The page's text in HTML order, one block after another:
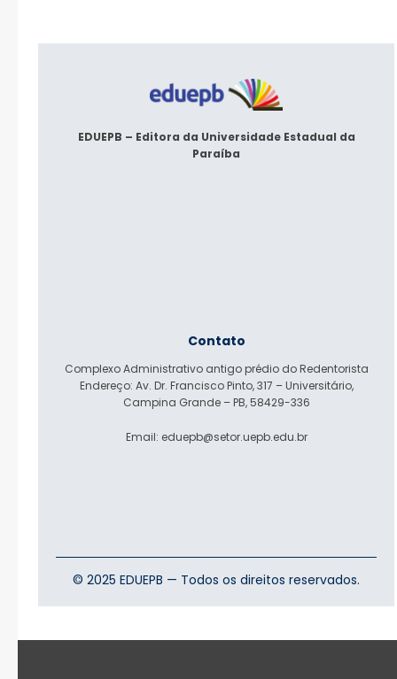
EDUEPB – Editora da Universidade Estadual da
Paraíba
Contato
Complexo Administrativo antigo prédio do Redentorista
Endereço: Av. Dr. Francisco Pinto, 317 – Universitário,
Campina Grande – PB, 58429-336
Email: eduepb@setor.uepb.edu.br
© 2025 EDUEPB — Todos os direitos reservados.